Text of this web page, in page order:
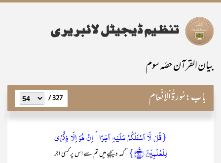
بیان القرآن حصّہ سوم
باب:سُورۃُ اْلاَنْعام 327 /
{قُلۡ لَّاۤ اَسۡـَٔلُکُمۡ عَلَیۡہِ اَجۡرًا ؕ اِنۡ ہُوَ اِلَّا ذِکۡرٰی
لِلۡعٰلَمِیۡنَ ﴿٪۹۰﴾}
’’کہہ دیجیے میں تم سے اس پر کسی اجر